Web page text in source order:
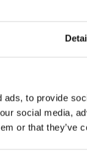
to provide
social media,
or that